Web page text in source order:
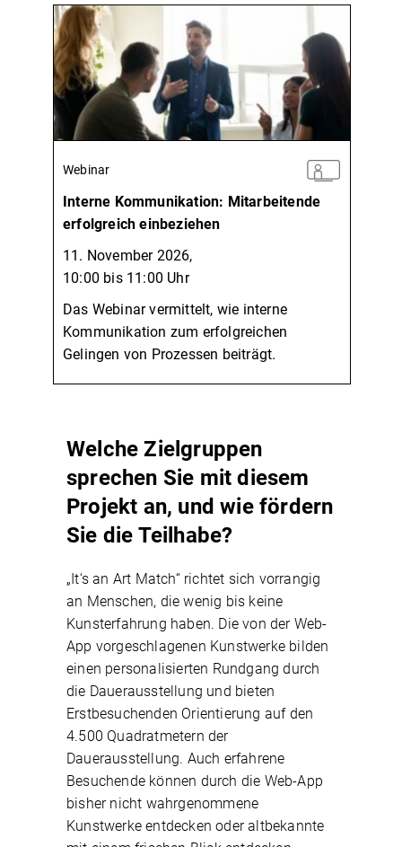
Webinar
Interne Kommunikation: Mitarbeitende
erfolgreich einbeziehen
11. November 2026,
10:00 bis 11:00 Uhr
Das Webinar vermittelt, wie interne
Kommunikation zum erfolgreichen
Gelingen von Prozessen beiträgt.
Welche Zielgruppen
sprechen Sie mit diesem
Projekt an, und wie fördern
Sie die Teilhabe?
„It‘s an Art Match“ richtet sich vorrangig
an Menschen, die wenig bis keine
Kunsterfahrung haben. Die von der Web-
App vorgeschlagenen Kunstwerke bilden
einen personalisierten Rundgang durch
die Dauerausstellung und bieten
Erstbesuchenden Orientierung auf den
4.500 Quadratmetern der
Dauerausstellung. Auch erfahrene
Besuchende können durch die Web-App
bisher nicht wahrgenommene
Kunstwerke entdecken oder altbekannte